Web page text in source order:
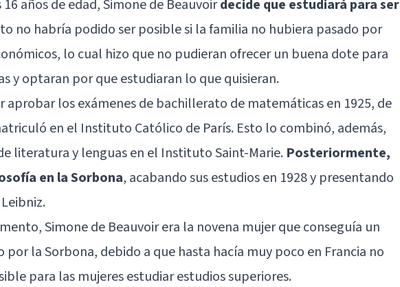
años de edad, Simone de Beauvoirdecide que estudiará para ser
no habría podido ser posible si la familia no hubiera pasado por
lo cual hizo que no pudieran ofrecer un buena dote para
y optaran por que estudiaran lo que quisieran.
aprobar los exámenes de bachillerato de matemáticas en 1925, de
en el Instituto Católico de París. Esto lo combinó, además,
literatura y lenguas en el Instituto Saint-Marie. Posteriormente,
en la Sorbona, acabando sus estudios en 1928 y presentando
Simone de Beauvoir era la novena mujer que conseguía un
la Sorbona, debido a que hasta hacía muy poco en Francia no
para las mujeres estudiar estudios superiores.